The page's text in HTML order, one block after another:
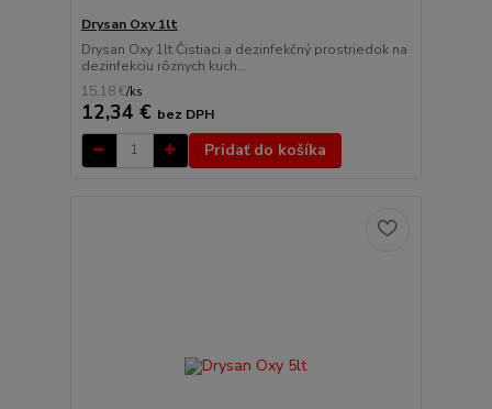
Drysan Oxy 1lt
Drysan Oxy 1lt Čistiaci a dezinfekčný prostriedok na
dezinfekciu rôznych kuch...
15,18 €/ks
12,34 € bez DPH
Pridať do košíka